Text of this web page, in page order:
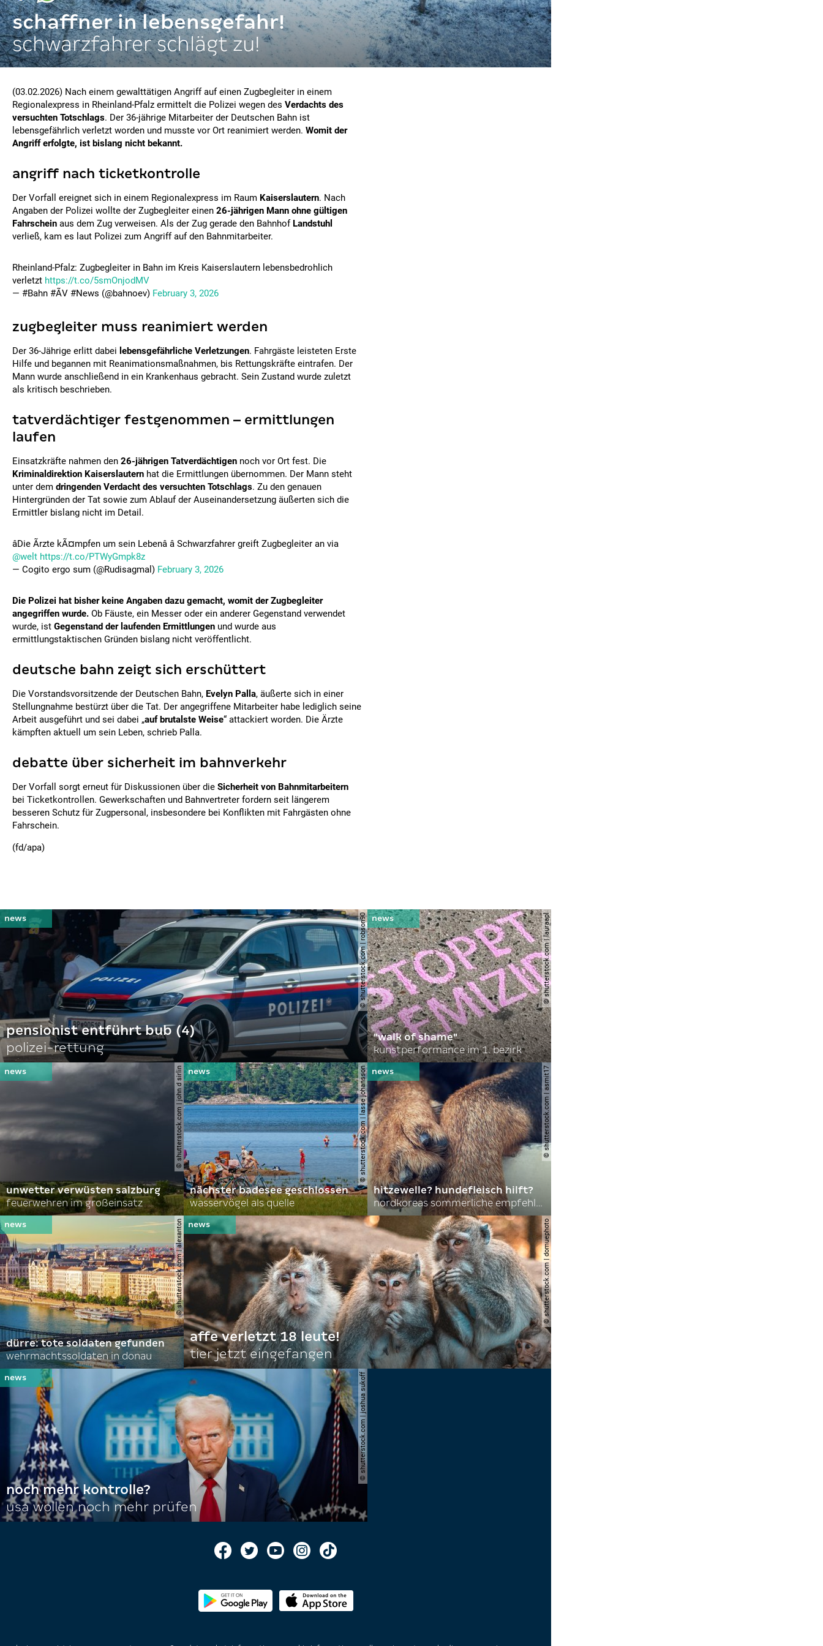
schaffner in lebensgefahr!
schwarzfahrer schlägt zu!
(03.02.2026) Nach einem gewalttätigen Angriff auf einen Zugbegleiter in einem
Regionalexpress in Rheinland-Pfalz ermittelt die Polizei wegen des Verdachts des
versuchten Totschlags. Der 36-jährige Mitarbeiter der Deutschen Bahn ist
lebensgefährlich verletzt worden und musste vor Ort reanimiert werden. Womit der
Angriff erfolgte, ist bislang nicht bekannt.
angriff nach ticketkontrolle
Der Vorfall ereignet sich in einem Regionalexpress im Raum Kaiserslautern. Nach
Angaben der Polizei wollte der Zugbegleiter einen 26-jährigen Mann ohne gültigen
Fahrschein aus dem Zug verweisen. Als der Zug gerade den Bahnhof Landstuhl
verließ, kam es laut Polizei zum Angriff auf den Bahnmitarbeiter.
Rheinland-Pfalz: Zugbegleiter in Bahn im Kreis Kaiserslautern lebensbedrohlich
verletzt https://t.co/5smOnjodMV
— #Bahn #ÃV #News (@bahnoev) February 3, 2026
zugbegleiter muss reanimiert werden
Der 36-Jährige erlitt dabei lebensgefährliche Verletzungen. Fahrgäste leisteten Erste
Hilfe und begannen mit Reanimationsmaßnahmen, bis Rettungskräfte eintrafen. Der
Mann wurde anschließend in ein Krankenhaus gebracht. Sein Zustand wurde zuletzt
als kritisch beschrieben.
tatverdächtiger festgenommen – ermittlungen
laufen
Einsatzkräfte nahmen den 26-jährigen Tatverdächtigen noch vor Ort fest. Die
Kriminaldirektion Kaiserslautern hat die Ermittlungen übernommen. Der Mann steht
unter dem dringenden Verdacht des versuchten Totschlags. Zu den genauen
Hintergründen der Tat sowie zum Ablauf der Auseinandersetzung äußerten sich die
Ermittler bislang nicht im Detail.
âDie Ãrzte kÃ¤mpfen um sein Lebenâ â Schwarzfahrer greift Zugbegleiter an via
@welt https://t.co/PTWyGmpk8z
— Cogito ergo sum (@Rudisagmal) February 3, 2026
Die Polizei hat bisher keine Angaben dazu gemacht, womit der Zugbegleiter
angegriffen wurde. Ob Fäuste, ein Messer oder ein anderer Gegenstand verwendet
wurde, ist Gegenstand der laufenden Ermittlungen und wurde aus
ermittlungstaktischen Gründen bislang nicht veröffentlicht.
deutsche bahn zeigt sich erschüttert
Die Vorstandsvorsitzende der Deutschen Bahn, Evelyn Palla, äußerte sich in einer
Stellungnahme bestürzt über die Tat. Der angegriffene Mitarbeiter habe lediglich seine
Arbeit ausgeführt und sei dabei „auf brutalste Weise“ attackiert worden. Die Ärzte
kämpften aktuell um sein Leben, schrieb Palla.
debatte über sicherheit im bahnverkehr
Der Vorfall sorgt erneut für Diskussionen über die Sicherheit von Bahnmitarbeitern
bei Ticketkontrollen. Gewerkschaften und Bahnvertreter fordern seit längerem
besseren Schutz für Zugpersonal, insbesondere bei Konflikten mit Fahrgästen ohne
Fahrschein.
(fd/apa)
© shutterstock.com | robson90
pensionist entführt bub (4)
polizei-rettung
© shutterstock.com | lauraapl
"walk of shame"
kunstperformance im 1. bezirk
© shutterstock.com | john d sirlin
unwetter verwüsten salzburg
feuerwehren im großeinsatz
© shutterstock.com | lasse johansson
nächster badesee geschlossen
wasservögel als quelle
© shutterstock.com | asmit17
hitzewelle? hundefleisch hilft?
nordkoreas sommerliche empfehlungen
© shutterstock.com | alexanton
dürre: tote soldaten gefunden
wehrmachtssoldaten in donau
© shutterstock.com | domuephoto
affe verletzt 18 leute!
tier jetzt eingefangen
© shutterstock.com | joshua sukoff
noch mehr kontrolle?
usa wollen noch mehr prüfen